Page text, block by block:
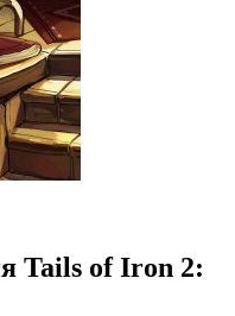
Tails of Iron 2: